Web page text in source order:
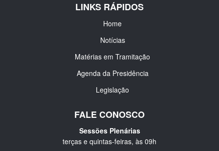
LINKS RÁPIDOS
Home
Notícias
Matérias em Tramitação
Agenda da Presidência
Legislação
FALE CONOSCO
Sessões Plenárias
terças e quintas-feiras, às 09h